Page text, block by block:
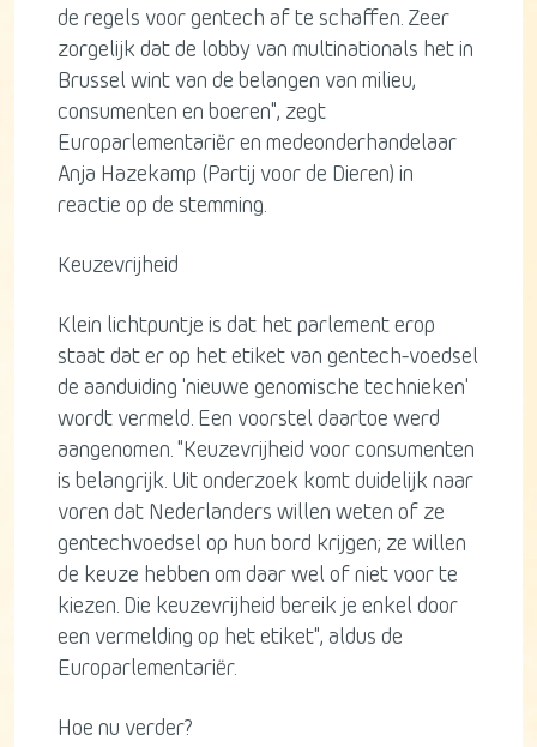
de regels voor gentech af te schaffen. Zeer
zorgelijk dat de lobby van multinationals het in
Brussel wint van de belangen van milieu,
consumenten en boeren", zegt
Europarlementariër en medeonderhandelaar
Anja Hazekamp (Partij voor de Dieren) in
reactie op de stemming.
Keuzevrijheid
Klein lichtpuntje is dat het parlement erop
staat dat er op het etiket van gentech-voedsel
de aanduiding 'nieuwe genomische technieken'
wordt vermeld. Een voorstel daartoe werd
aangenomen. "Keuzevrijheid voor consumenten
is belangrijk. Uit onderzoek komt duidelijk naar
voren dat Nederlanders willen weten of ze
gentechvoedsel op hun bord krijgen; ze willen
de keuze hebben om daar wel of niet voor te
kiezen. Die keuzevrijheid bereik je enkel door
een vermelding op het etiket", aldus de
Europarlementariër.
Hoe nu verder?